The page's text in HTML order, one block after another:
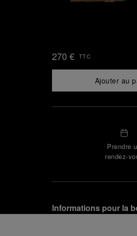
270 € TTC
Ajouter au
Prendre
rendez-
Informations pour la